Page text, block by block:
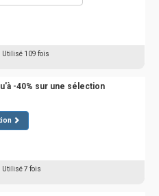
| Utilisé 109 fois
-40% sur une sélection
| Utilisé 7 fois